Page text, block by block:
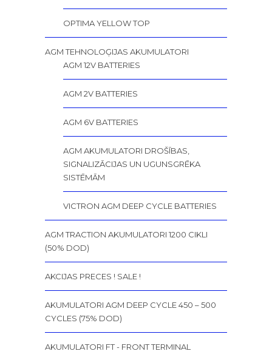
OPTIMA YELLOW TOP
AGM TEHNOLOĢIJAS AKUMULATORI
AGM 12V BATTERIES
AGM 2V BATTERIES
AGM 6V BATTERIES
AGM AKUMULATORI DROŠĪBAS,
SIGNALIZĀCIJAS UN UGUNSGRĒKA
SISTĒMĀM
VICTRON AGM DEEP CYCLE BATTERIES
AGM TRACTION AKUMULATORI 1200 CIKLI
(50% DOD)
AKCIJAS PRECES ! SALE !
AKUMULATORI AGM DEEP CYCLE 450 – 500
CYCLES (75% DOD)
AKUMULATORI FT - FRONT TERMINAL